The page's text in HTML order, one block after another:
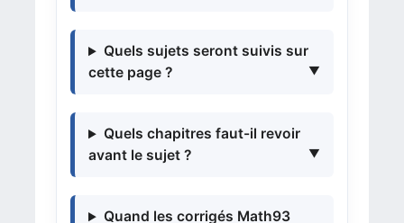
Quels sujets seront suivis sur
cette page ?
Quels chapitres faut-il revoir
avant le sujet ?
Quand les corrigés Math93